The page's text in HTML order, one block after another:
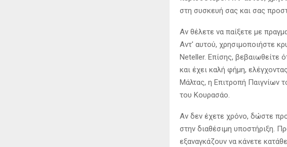
στη συσκευή σας και σας
Αν θέλετε να παίξετε με
Αντ' αυτού, χρησιμοποιήστε
Neteller. Επίσης, βεβαιωθείτε
και έχει καλή φήμη,
Μάλτας, η Επιτροπή Παιγνίων
του Κουρασάο.
Αν δεν έχετε χρόνο, δώστε
στην διαθέσιμη υποστήριξη.
εξαναγκάζουν να κάνετε